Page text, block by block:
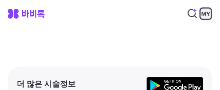
더 많은 시술정보